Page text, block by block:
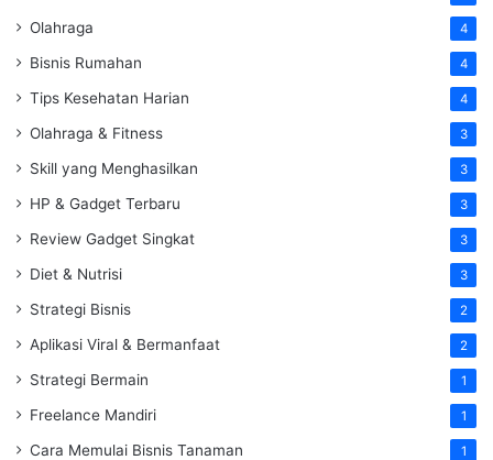
Olahraga 4
Bisnis Rumahan 4
Tips Kesehatan Harian 4
Olahraga & Fitness 3
Skill yang Menghasilkan 3
HP & Gadget Terbaru 3
Review Gadget Singkat 3
Diet & Nutrisi 3
Strategi Bisnis 2
Aplikasi Viral & Bermanfaat 2
Strategi Bermain 1
Freelance Mandiri 1
Cara Memulai Bisnis Tanaman 1